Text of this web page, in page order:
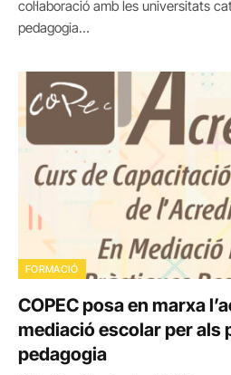
col·laboració amb les universitats
pedagogia…
FORMACIÓ
COPEC posa en marxa
mediació escolar per als
pedagogia